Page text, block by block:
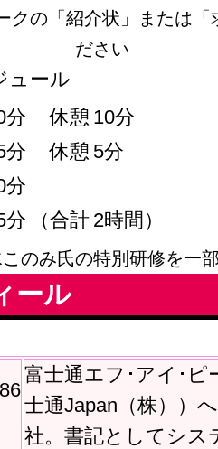
の「紹介状」または「
ださい
ュール
分 休憩 10分
分 休憩 5分
分
分 （合計 2時間）
み氏の特別研修を一
ール
富士通エフ･アイ･ピ
士通Japan（株））へ
社。書記としてシス